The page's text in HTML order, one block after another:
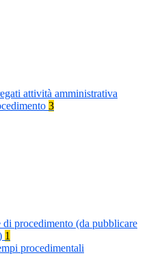
attività amministrativa
3
procedimento (da pubblicare
1
procedimentali